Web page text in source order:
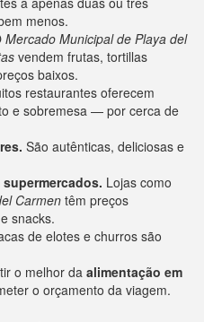
menos.
Mercado Municipal de Playa del
vendem frutas, tortillas
baixos.
restaurantes oferecem
e sobremesa — por cerca de
São autênticas, deliciosas e
Lojas como
Carmen têm preços
snacks.
de elotes e churros são
o melhor da alimentação em
o orçamento da viagem.